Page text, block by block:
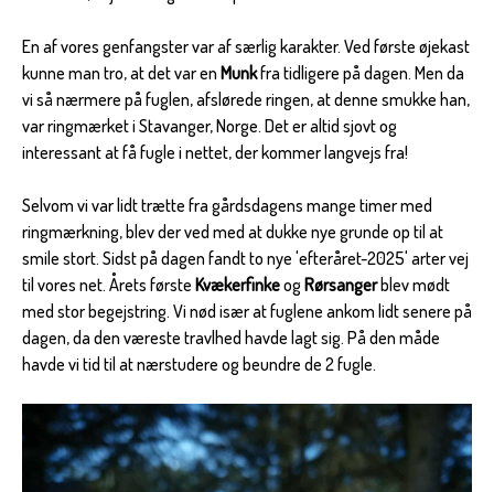
En af vores genfangster var af særlig karakter. Ved første øjekast
kunne man tro, at det var en Munkfra tidligere på dagen. Men da
vi så nærmere på fuglen, afslørede ringen, at denne smukke han,
var ringmærket i Stavanger, Norge. Det er altid sjovt og
interessant at få fugle i nettet, der kommer langvejs fra!
Selvom vi var lidt trætte fra gårdsdagens mange timer med
ringmærkning, blev der ved med at dukke nye grunde op til at
smile stort. Sidst på dagen fandt to nye 'efteråret-2025' arter vej
til vores net. Årets første KvækerfinkeogRørsangerblev mødt
med stor begejstring. Vi nød især at fuglene ankom lidt senere på
dagen, da den væreste travlhed havde lagt sig. På den måde
havde vi tid til at nærstudere og beundre de 2 fugle.